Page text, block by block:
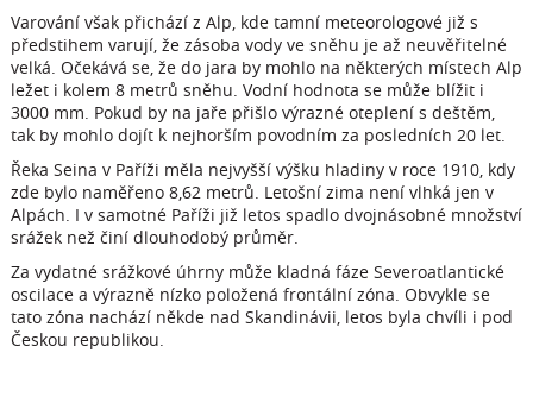
Varování však přichází z Alp, kde tamní meteorologové již s
předstihem varují, že zásoba vody ve sněhu je až neuvěřitelné
velká. Očekává se, že do jara by mohlo na některých místech Alp
ležet i kolem 8 metrů sněhu. Vodní hodnota se může blížit i
3000 mm. Pokud by na jaře přišlo výrazné oteplení s deštěm,
tak by mohlo dojít k nejhorším povodním za posledních 20 let.
Řeka Seina v Paříži měla nejvyšší výšku hladiny v roce 1910, kdy
zde bylo naměřeno 8,62 metrů. Letošní zima není vlhká jen v
Alpách. I v samotné Paříži již letos spadlo dvojnásobné množství
srážek než činí dlouhodobý průměr.
Za vydatné srážkové úhrny může kladná fáze Severoatlantické
oscilace a výrazně nízko položená frontální zóna. Obvykle se
tato zóna nachází někde nad Skandinávii, letos byla chvíli i pod
Českou republikou.